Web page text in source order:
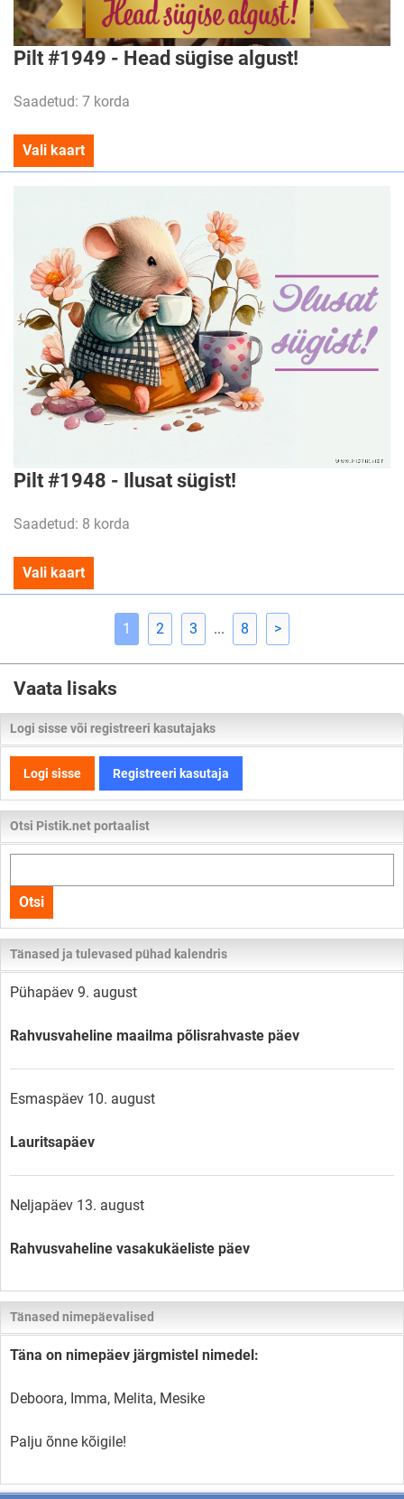
Pilt #1949 - Head sügise algust!
Saadetud: 7 korda
Vali kaart
Pilt #1948 - Ilusat sügist!
Saadetud: 8 korda
Vali kaart
1 2 3 ... 8 >
Vaata lisaks
Logi sisse või registreeri kasutajaks
Logi sisse Registreeri kasutaja
Otsi Pistik.net portaalist
kogu
lehelt
Otsi
Tänased ja tulevased pühad kalendris
Pühapäev 9. august
Rahvusvaheline maailma põlisrahvaste päev
Esmaspäev 10. august
Lauritsapäev
Neljapäev 13. august
Rahvusvaheline vasakukäeliste päev
Tänased nimepäevalised
Täna on nimepäev järgmistel nimedel:
Deboora, Imma, Melita, Mesike
Palju õnne kõigile!